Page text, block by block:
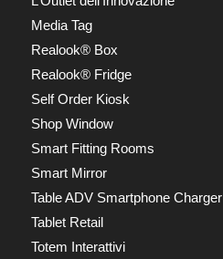
Media Tag
Realook® Box
Realook® Fridge
Self Order Kiosk
Shop Window
Smart Fitting Rooms
Smart Mirror
Table ADV Smartphone Charger
Tablet Retail
Totem Interattivi